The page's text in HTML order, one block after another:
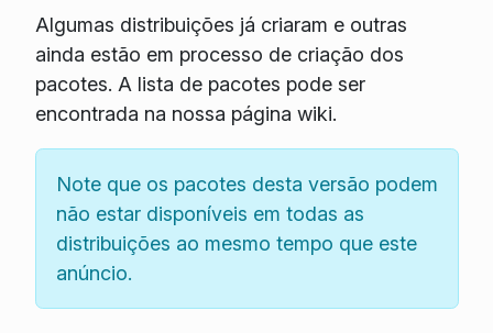
Algumas distribuições já criaram e outras
ainda estão em processo de criação dos
pacotes. A lista de pacotes pode ser
encontrada na nossa página wiki.
Note que os pacotes desta versão podem
não estar disponíveis em todas as
distribuições ao mesmo tempo que este
anúncio.